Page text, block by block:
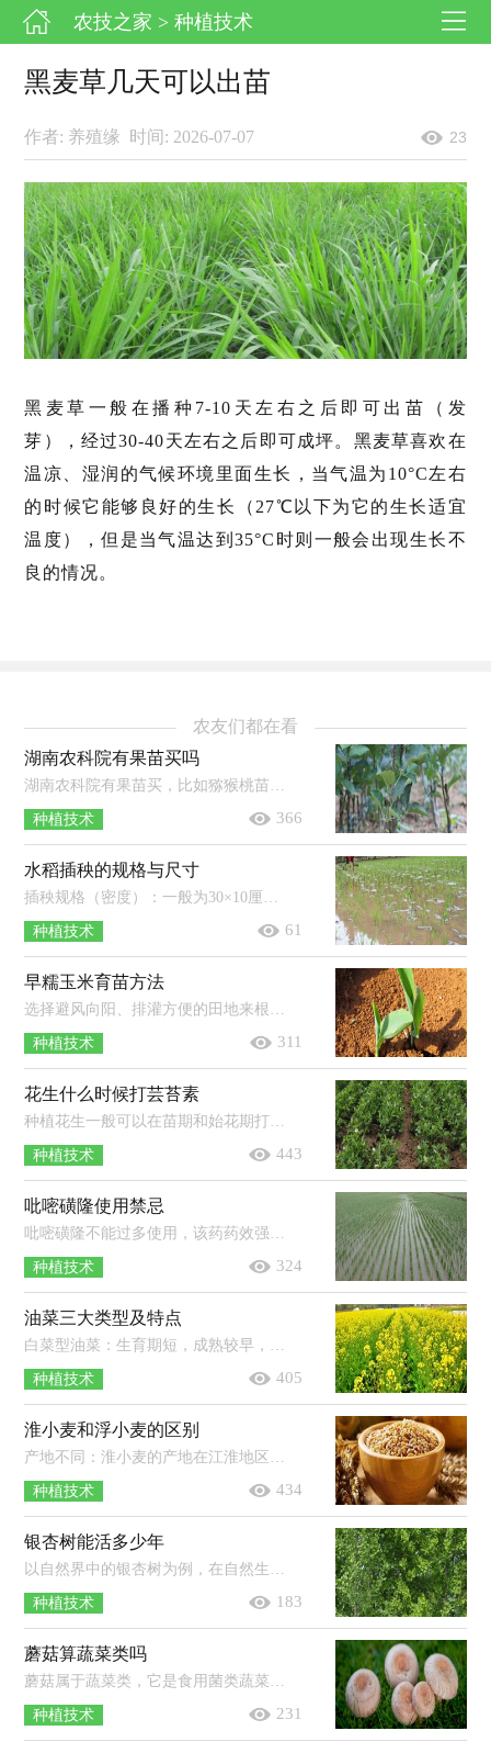
农技之家 > 种植技术
黑麦草几天可以出苗
作者: 养殖缘 时间: 2026-07-07 23
黑麦草一般在播种7-10天左右之后即可出苗（发
芽），经过30-40天左右之后即可成坪。黑麦草喜欢在
温凉、湿润的气候环境里面生长，当气温为10°C左右
的时候它能够良好的生长（27℃以下为它的生长适宜
温度），但是当气温达到35°C时则一般会出现生长不
良的情况。
农友们都在看
湖南农科院有果苗买吗
湖南农科院有果苗买，比如猕猴桃苗等树苗。果苗即为果树的幼苗，一般是经过人工培育而成的，其种类极多，培育地在全国各地均有分布，比如广...
种植技术 366
水稻插秧的规格与尺寸
插秧规格（密度）：一般为30×10厘米（10-12厘米），每平方米可插秧25-33穴，每穴可插5-7株秧苗，基本苗数一般为125-200株/平方米。插秧尺寸（距离）：...
种植技术 61
早糯玉米育苗方法
选择避风向阳、排灌方便的田地来根据不同的育苗方式整地以及做苗床，然后在播种前晒种1-2天，并进行选种（去除病籽、虫籽、破籽等），再按...
种植技术 311
花生什么时候打芸苔素
种植花生一般可以在苗期和始花期打芸苔素。苗期：用有效成分的含量为0.5-1毫克/升的芸苔素内酯对花生幼苗的茎叶进行喷施即可，喷施后...
种植技术 443
吡嘧磺隆使用禁忌
种植技术 324
油菜三大类型及特点
种植技术 405
淮小麦和浮小麦的区别
种植技术 434
银杏树能活多少年
种植技术 183
蘑菇算蔬菜类吗
种植技术 231